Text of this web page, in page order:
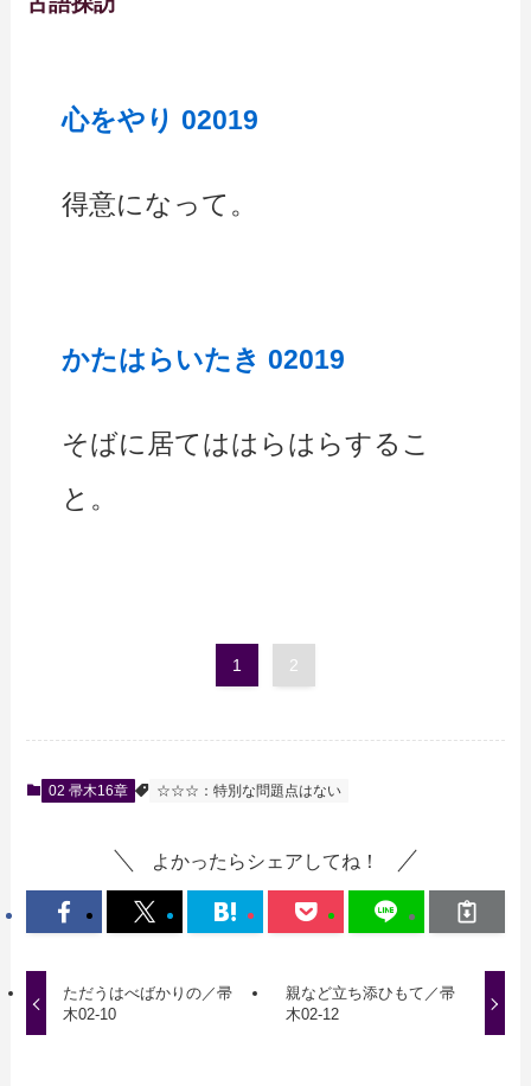
心をやり 02019
得意になって。
かたはらいたき 02019
そばに居てははらはらするこ
と。
1 2
02 帚木16章 ☆☆☆：特別な問題点はない
よかったらシェアしてね！
ただうはべばかりの／帚
木02-10
親など立ち添ひもて／帚
木02-12